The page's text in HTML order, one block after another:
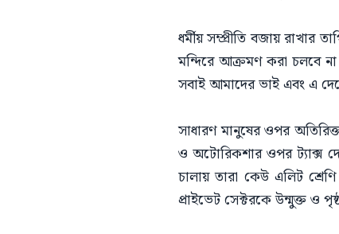
​ধর্মীয় সম্প্রীতি বজায় রাখার
মন্দিরে আক্রমণ করা চলবে
সবাই আমাদের ভাই এবং এ
​সাধারণ মানুষের ওপর
ও অটোরিকশার ওপর ট্যাক্স
চালায় তারা কেউ এলিট
প্রাইভেট সেক্টরকে উন্মুক্ত ও